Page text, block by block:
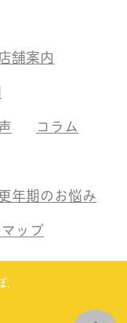
舗案内
コラム
年期のお悩み
ップ
.